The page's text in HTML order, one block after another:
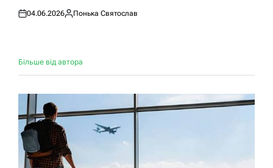
Оприлюднено
04.06.2026
Опубліковано
Понька Святослав
Більше від автора